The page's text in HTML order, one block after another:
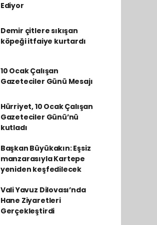
Ediyor
Demir çitlere sıkışan
köpeği itfaiye kurtardı
10 Ocak Çalışan
Gazeteciler Günü Mesajı
Hürriyet, 10 Ocak Çalışan
Gazeteciler Günü’nü
kutladı
Başkan Büyükakın: Eşsiz
manzarasıyla Kartepe
yeniden keşfedilecek
Vali Yavuz Dilovası’nda
Hane Ziyaretleri
Gerçekleştirdi